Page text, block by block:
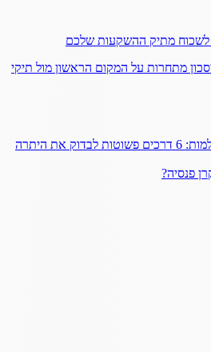
לשכוח מתיק ההשקעות שלכם
מתחרות על המקום הראשון מול תיקי
בירור יתרה בקרן השתלמות: 6 דרכים פשוטות לבדוק את היתרה
פנסיה?